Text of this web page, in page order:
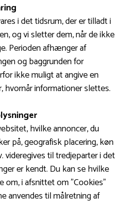
i det tidsrum, der er tilladt i
og vi sletter dem, når de ikke
Perioden afhænger af
og baggrunden for
ikke muligt at angive en
hvornår informationer slettes.
hvilke annoncer, du
på, geografisk placering, køn
videregives til tredjeparter i det
er kendt. Du kan se hvilke
om, i afsnittet om ”Cookies”
anvendes til målretning af